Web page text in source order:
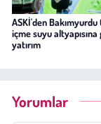
ASKİ'den Bakımyurdu
içme suyu altyapısına
yatırım
Yorumlar